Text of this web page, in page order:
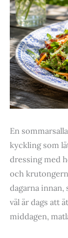
En
kyckling som
dressing med
och
dagarna innan,
väl är dags att
middagen,